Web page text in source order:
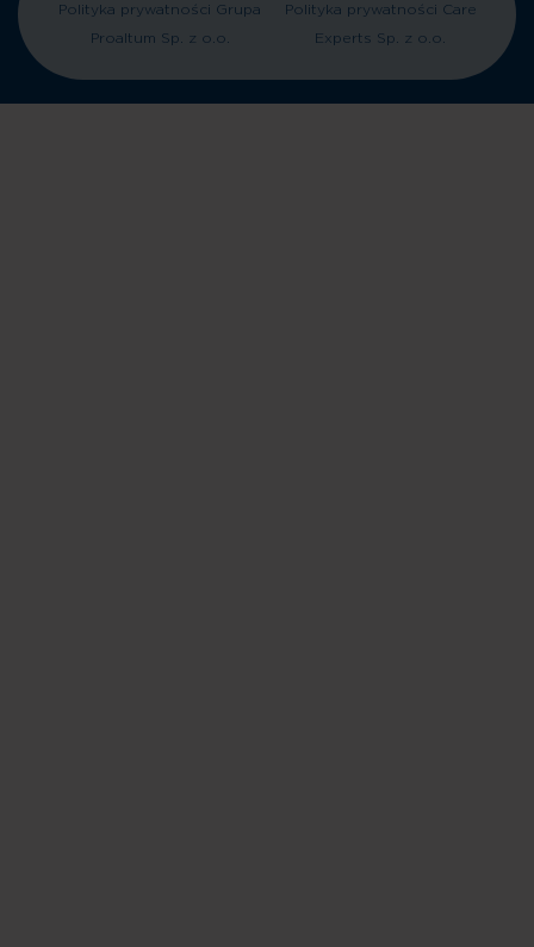
Polityka prywatności Grupa
Proaltum Sp. z o.o.
Polityka prywatności Care
Experts Sp. z o.o.